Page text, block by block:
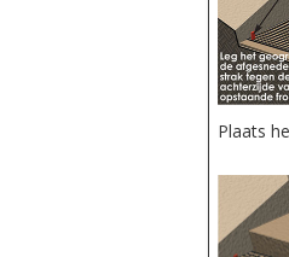
Plaats